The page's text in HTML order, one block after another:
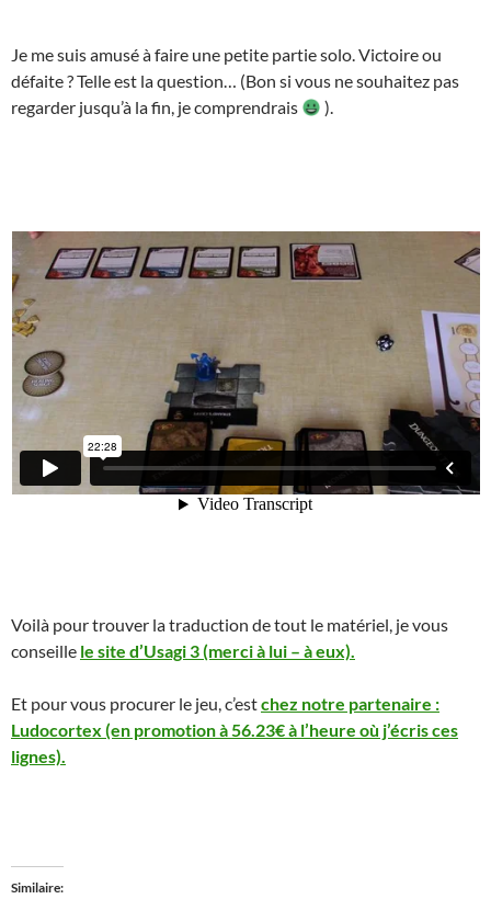
Je me suis amusé à faire une petite partie solo. Victoire ou
défaite ? Telle est la question… (Bon si vous ne souhaitez pas
regarder jusqu’à la fin, je comprendrais
).
Voilà pour trouver la traduction de tout le matériel, je vous
conseille le site d’Usagi 3 (merci à lui – à eux).
Et pour vous procurer le jeu, c’estchez notre partenaire :
Ludocortex (en promotion à 56.23€ à l’heure où j’écris ces
lignes).
Similaire